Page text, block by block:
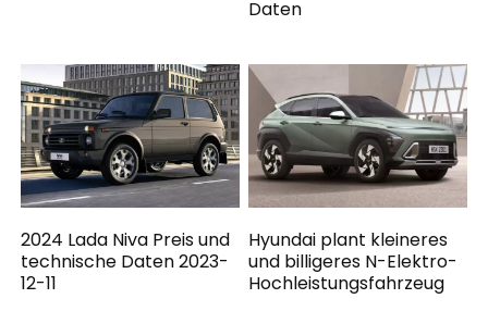
Daten
2024 Lada Niva Preis und
technische Daten 2023-
12-11
Hyundai plant kleineres
und billigeres N-Elektro-
Hochleistungsfahrzeug